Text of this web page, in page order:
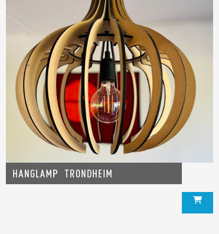
Hanglamp Trondheim